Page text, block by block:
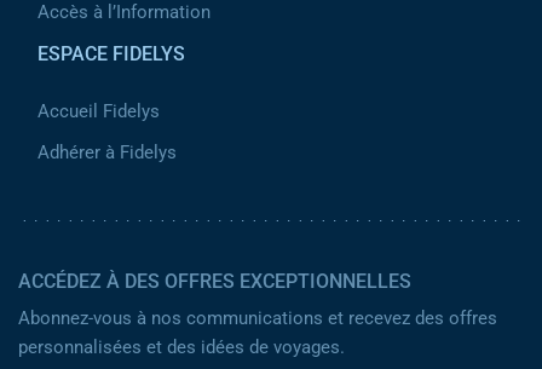
Accès à l’Information
ESPACE FIDELYS
Accueil Fidelys
Adhérer à Fidelys
ACCÉDEZ À DES OFFRES EXCEPTIONNELLES
Abonnez-vous à nos communications et recevez des offres
personnalisées et des idées de voyages.